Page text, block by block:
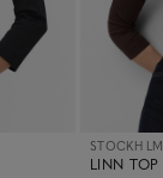
LINN TOP
STOCKH LM